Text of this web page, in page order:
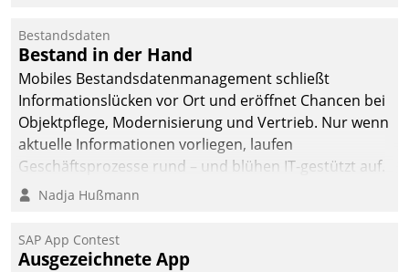
Bestandsdaten
Bestand in der Hand
Mobiles Bestandsdatenmanagement schließt
Informationslücken vor Ort und eröffnet Chancen bei
Objektpflege, Modernisierung und Vertrieb. Nur wenn
aktuelle Informationen vorliegen, laufen
Geschäftsprozesse rund – und blühen IT-gestützt auf.
Nadja Hußmann
SAP App Contest
Ausgezeichnete App